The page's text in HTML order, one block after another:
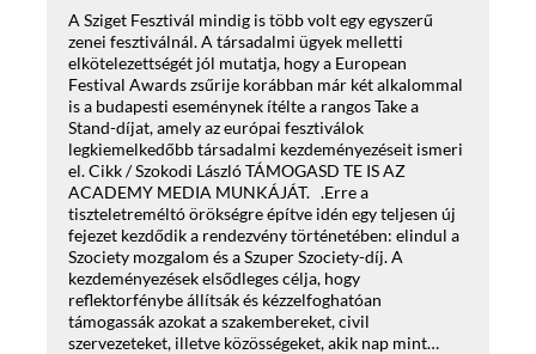
A Sziget Fesztivál mindig is több volt egy egyszerű
zenei fesztiválnál. A társadalmi ügyek melletti
elkötelezettségét jól mutatja, hogy a European
Festival Awards zsűrije korábban már két alkalommal
is a budapesti eseménynek ítélte a rangos Take a
Stand-díjat, amely az európai fesztiválok
legkiemelkedőbb társadalmi kezdeményezéseit ismeri
el. Cikk / Szokodi László TÁMOGASD TE IS AZ
ACADEMY MEDIA MUNKÁJÁT. .Erre a
tiszteletreméltó örökségre építve idén egy teljesen új
fejezet kezdődik a rendezvény történetében: elindul a
Szociety mozgalom és a Szuper Szociety-díj. A
kezdeményezések elsődleges célja, hogy
reflektorfénybe állítsák és kézzelfoghatóan
támogassák azokat a szakembereket, civil
szervezeteket, illetve közösségeket, akik nap mint…